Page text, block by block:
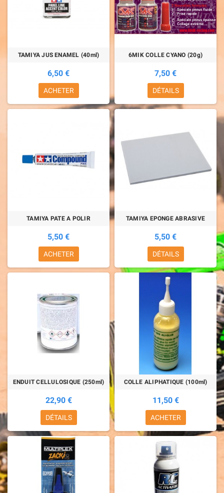
TAMIYA JUS ENAMEL (40ml)
6,50 €
ACHETER
6MIK COLLE CYANO (20g)
7,50 €
DÉTAILS
TAMIYA PATE A POLIR
5,50 €
ACHETER
TAMIYA EPONGE ABRASIVE
5,50 €
DÉTAILS
ENDUIT CELLULOSIQUE (250ml)
22,90 €
DÉTAILS
COLLE ALIPHATIQUE (100ml)
11,50 €
ACHETER